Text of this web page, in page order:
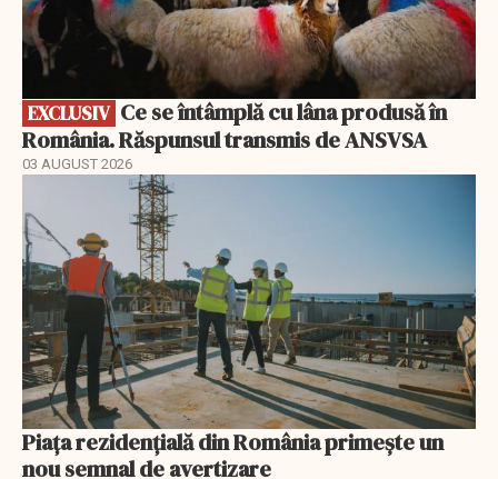
EXCLUSIV
România. Răspunsul transmis de ANSVSA
03 AUGUST 2026
Piața rezidențială din România primește un
nou semnal de avertizare